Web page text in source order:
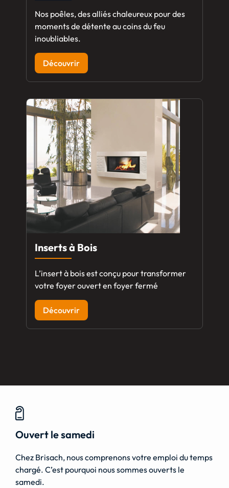
Nos poêles, des alliés chaleureux pour des
moments de détente au coins du feu
inoubliables.
Découvrir
Inserts à Bois
L’insert à bois est conçu pour transformer
votre foyer ouvert en foyer fermé
Découvrir
Ouvert le samedi
Chez Brisach, nous comprenons votre emploi du temps
chargé. C’est pourquoi nous sommes ouverts le
samedi.